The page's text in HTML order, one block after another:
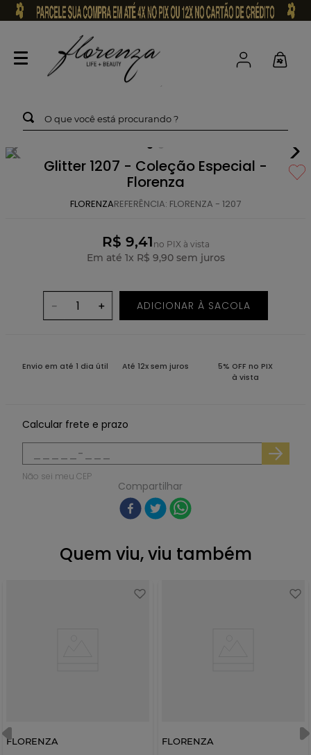
O que você está procurando ?
Glitter 1207 - Coleção Especial -
Florenza
FLORENZAREFERÊNCIA: FLORENZA - 1207
R$ 9,41 no PIX à vista
Em até 1x R$ 9,90sem juros
＋
－ ADICIONAR À SACOLA
Envio em até 1 dia útil Até 12x sem juros
5% OFF no PIX
à vista
Calcular frete e prazo
Não sei meu CEP
Compartilhar
Quem viu, viu também
FLORENZA FLORENZA